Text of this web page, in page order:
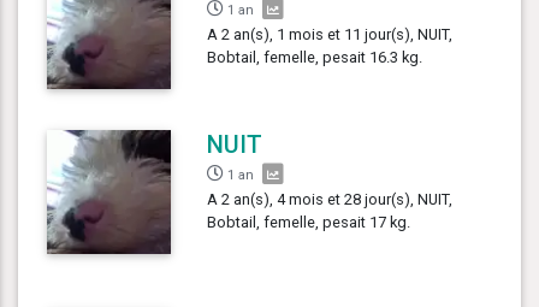
1 an
A 2 an(s), 1 mois et 11 jour(s), NUIT,
Bobtail, femelle, pesait 16.3 kg.
NUIT
1 an
A 2 an(s), 4 mois et 28 jour(s), NUIT,
Bobtail, femelle, pesait 17 kg.